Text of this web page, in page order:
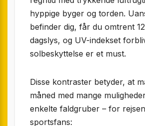
hyppige byger og torden.
befinder dig, får du omtrent
dagslys, og UV-indekset
solbeskyttelse er et must.
Disse kontraster betyder, at
måned med mange
enkelte faldgruber – for
sportsfans: